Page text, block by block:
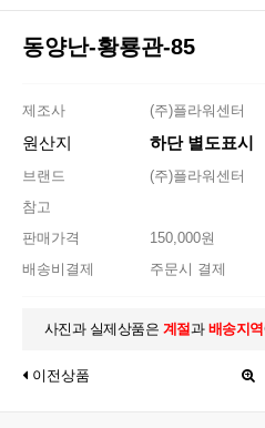
동양난-황룡관-85
제조사 (주)플라워센터
원산지 하단 별도표시
브랜드
(주)플라워센터
참고
판매가격
150,000원
배송비결제
주문시 결제
사진과 실제상품은 계절과 배송지역
이전상품